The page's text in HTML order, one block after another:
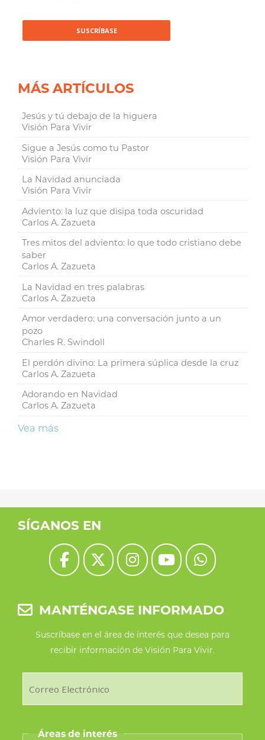
MÁS ARTÍCULOS
Jesús y tú debajo de la higuera
Visión Para Vivir
Sigue a Jesús como tu Pastor
Visión Para Vivir
La Navidad anunciada
Visión Para Vivir
Adviento: la luz que disipa toda oscuridad
Carlos A. Zazueta
Tres mitos del adviento: lo que todo cristiano debe
saber
Carlos A. Zazueta
La Navidad en tres palabras
Carlos A. Zazueta
Amor verdadero: una conversación junto a un
pozo
Charles R. Swindoll
El perdón divino: La primera súplica desde la cruz
Carlos A. Zazueta
Adorando en Navidad
Carlos A. Zazueta
Vea más
SÍGANOS EN
MANTÉNGASE INFORMADO
Suscríbase en el área de interés que desea para
recibir información de Visión Para Vivir.
Áreas de interés